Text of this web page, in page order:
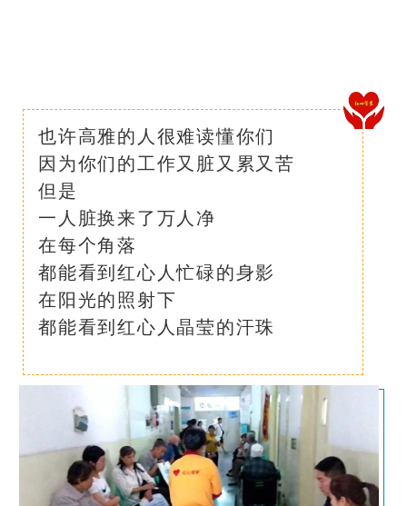
也许高雅的人很难读懂你们
因为你们的工作又脏又累又苦
但是
一人脏换来了万人净
在每个角落
都能看到红心人忙碌的身影
在阳光的照射下
都能看到红心人晶莹的汗珠